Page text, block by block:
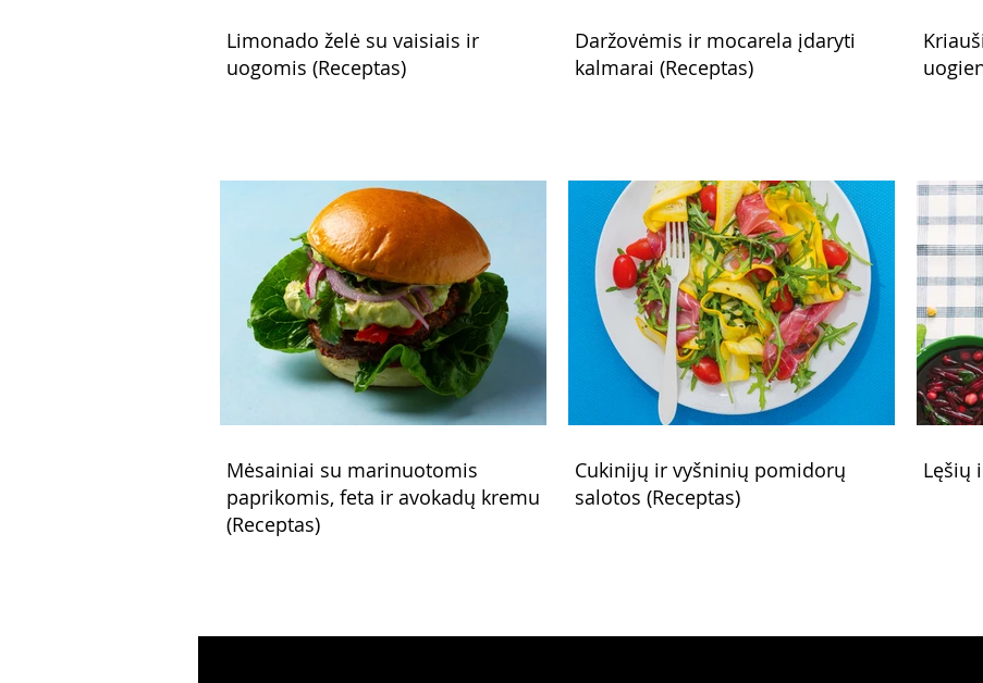
Limonado želė su vaisiais ir
uogomis (Receptas)
Daržovėmis ir mocarela įdaryti
kalmarai (Receptas)
Mėsainiai su marinuotomis
paprikomis, feta ir avokadų kremu
(Receptas)
Cukinijų ir vyšninių pomidorų
salotos (Receptas)
Lęšių